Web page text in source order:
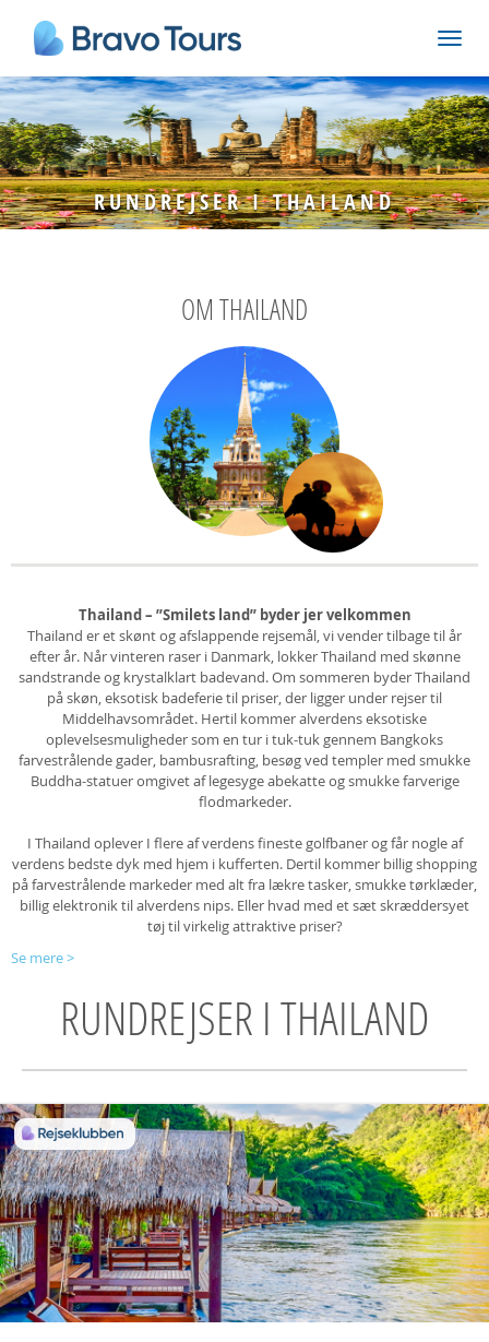
RUNDREJSER I THAILAND
OM THAILAND
Thailand – ”Smilets land” byder jer velkommen
Thailand er et skønt og afslappende rejsemål, vi vender tilbage til år
efter år. Når vinteren raser i Danmark, lokker Thailand med skønne
sandstrande og krystalklart badevand. Om sommeren byder Thailand
på skøn, eksotisk badeferie til priser, der ligger under rejser til
Middelhavsområdet. Hertil kommer alverdens eksotiske
oplevelsesmuligheder som en tur i tuk-tuk gennem Bangkoks
farvestrålende gader, bambusrafting, besøg ved templer med smukke
Buddha-statuer omgivet af legesyge abekatte og smukke farverige
flodmarkeder.
I Thailand oplever I flere af verdens fineste golfbaner og får nogle af
verdens bedste dyk med hjem i kufferten. Dertil kommer billig shopping
på farvestrålende markeder med alt fra lækre tasker, smukke tørklæder,
billig elektronik til alverdens nips. Eller hvad med et sæt skræddersyet
tøj til virkelig attraktive priser?
Se mere>
RUNDREJSER I THAILAND